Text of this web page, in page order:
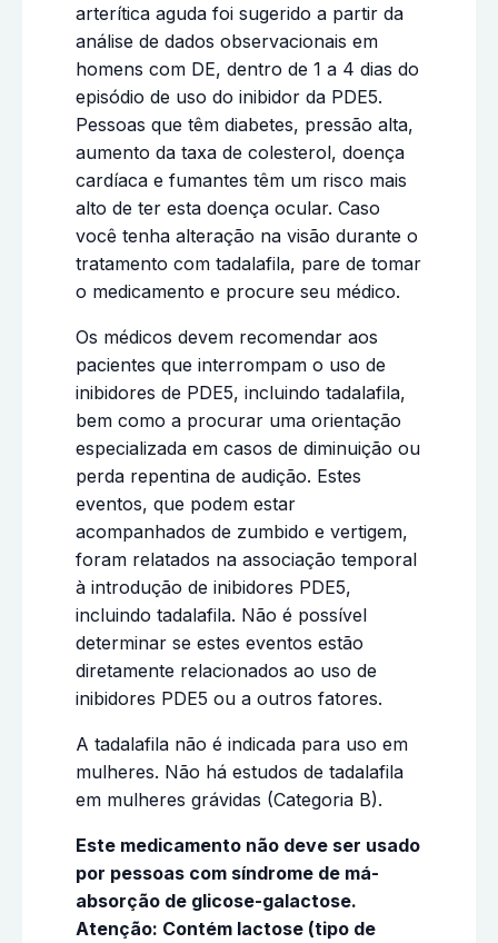
arterítica aguda foi sugerido a partir da
análise de dados observacionais em
homens com DE, dentro de 1 a 4 dias do
episódio de uso do inibidor da PDE5.
Pessoas que têm diabetes, pressão alta,
aumento da taxa de colesterol, doença
cardíaca e fumantes têm um risco mais
alto de ter esta doença ocular. Caso
você tenha alteração na visão durante o
tratamento com tadalafila, pare de tomar
o medicamento e procure seu médico.
Os médicos devem recomendar aos
pacientes que interrompam o uso de
inibidores de PDE5, incluindo tadalafila,
bem como a procurar uma orientação
especializada em casos de diminuição ou
perda repentina de audição. Estes
eventos, que podem estar
acompanhados de zumbido e vertigem,
foram relatados na associação temporal
à introdução de inibidores PDE5,
incluindo tadalafila. Não é possível
determinar se estes eventos estão
diretamente relacionados ao uso de
inibidores PDE5 ou a outros fatores.
A tadalafila não é indicada para uso em
mulheres. Não há estudos de tadalafila
em mulheres grávidas (Categoria B).
Este medicamento não deve ser usado
por pessoas com síndrome de má-
absorção de glicose-galactose.
Atenção: Contém lactose (tipo de